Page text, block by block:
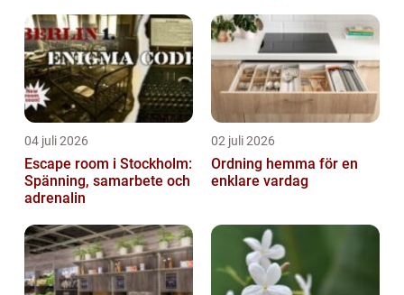
04 juli 2026
Escape room i Stockholm:
Spänning, samarbete och
adrenalin
02 juli 2026
Ordning hemma för en
enklare vardag